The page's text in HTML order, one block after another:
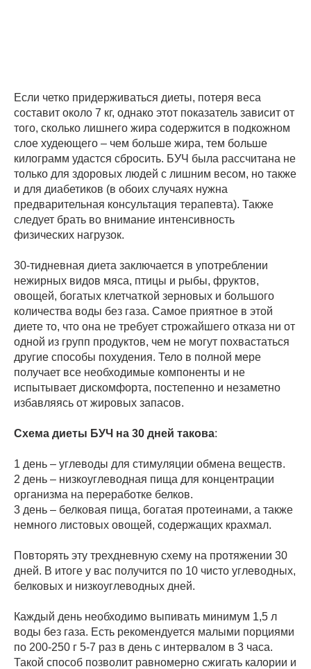
Если четко придерживаться диеты, потеря веса
составит около 7 кг, однако этот показатель зависит от
того, сколько лишнего жира содержится в подкожном
слое худеющего – чем больше жира, тем больше
килограмм удастся сбросить. БУЧ была рассчитана не
только для здоровых людей с лишним весом, но также
и для диабетиков (в обоих случаях нужна
предварительная консультация терапевта). Также
следует брать во внимание интенсивность
физических нагрузок.
30-тидневная диета заключается в употреблении
нежирных видов мяса, птицы и рыбы, фруктов,
овощей, богатых клетчаткой зерновых и большого
количества воды без газа. Самое приятное в этой
диете то, что она не требует строжайшего отказа ни от
одной из групп продуктов, чем не могут похвастаться
другие способы похудения. Тело в полной мере
получает все необходимые компоненты и не
испытывает дискомфорта, постепенно и незаметно
избавляясь от жировых запасов.
Схема диеты БУЧ на 30 дней такова:
1 день – углеводы для стимуляции обмена веществ.
2 день – низкоуглеводная пища для концентрации
организма на переработке белков.
3 день – белковая пища, богатая протеинами, а также
немного листовых овощей, содержащих крахмал.
Повторять эту трехдневную схему на протяжении 30
дней. В итоге у вас получится по 10 чисто углеводных,
белковых и низкоуглеводных дней.
Каждый день необходимо выпивать минимум 1,5 л
воды без газа. Есть рекомендуется малыми порциями
по 200-250 г 5-7 раз в день с интервалом в 3 часа.
Такой способ позволит равномерно сжигать калории и